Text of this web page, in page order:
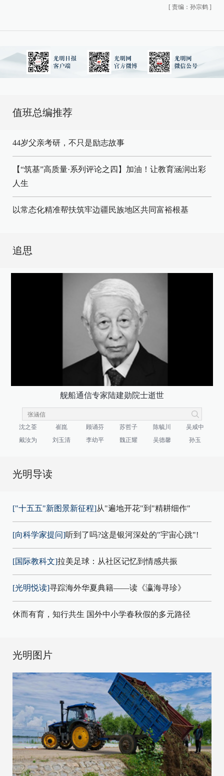
[ 责编：孙宗鹤 ]
值班总编推荐
44岁父亲考研，不只是励志故事
【“筑基”高质量·系列评论之四】加油！让教育涵润出彩
人生
以常态化精准帮扶筑牢边疆民族地区共同富裕根基
追思
舰船通信专家陆建勋院士逝世
沈之荃 崔崑 顾诵芬 苏哲子 陈毓川
吴咸中
戴汝为
刘玉清 李幼平 魏正耀 吴德馨 孙玉
光明导读
["十五五"新图景新征程]从"遍地开花"到"精耕细作"
[向科学家提问]听到了吗?这是银河深处的"宇宙心跳"!
[国际教科文]拉美足球：从社区记忆到情感共振
[光明悦读]寻踪海外华夏典籍——读《瀛海寻珍》
休而有育，知行共生 国外中小学春秋假的多元路径
光明图片